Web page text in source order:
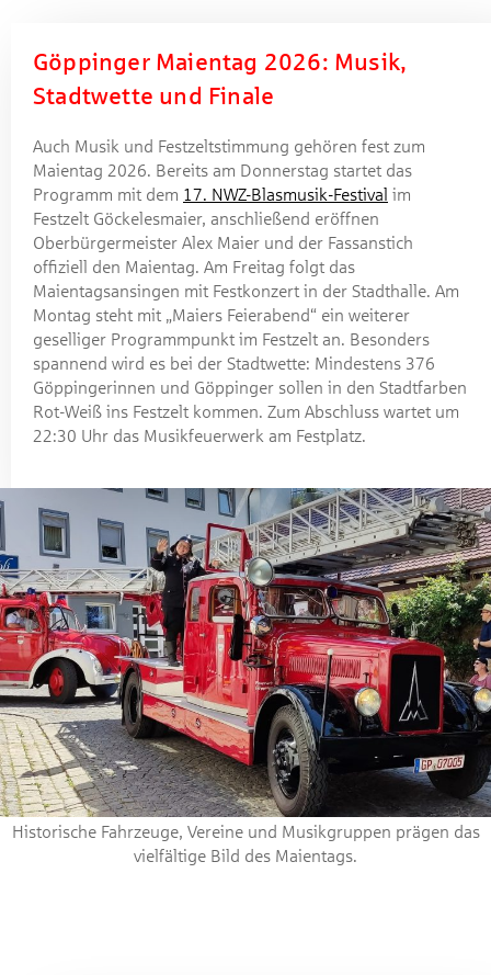
Göppinger Maientag 2026: Musik,
Stadtwette und Finale
Auch Musik und Festzeltstimmung gehören fest zum
Maientag 2026. Bereits am Donnerstag startet das
Programm mit dem 17. NWZ-Blasmusik-Festival im
Festzelt Göckelesmaier, anschließend eröffnen
Oberbürgermeister Alex Maier und der Fassanstich
offiziell den Maientag. Am Freitag folgt das
Maientagsansingen mit Festkonzert in der Stadthalle. Am
Montag steht mit „Maiers Feierabend“ ein weiterer
geselliger Programmpunkt im Festzelt an. Besonders
spannend wird es bei der Stadtwette: Mindestens 376
Göppingerinnen und Göppinger sollen in den Stadtfarben
Rot-Weiß ins Festzelt kommen. Zum Abschluss wartet um
22:30 Uhr das Musikfeuerwerk am Festplatz.
Historische Fahrzeuge, Vereine und Musikgruppen prägen das
vielfältige Bild des Maientags.